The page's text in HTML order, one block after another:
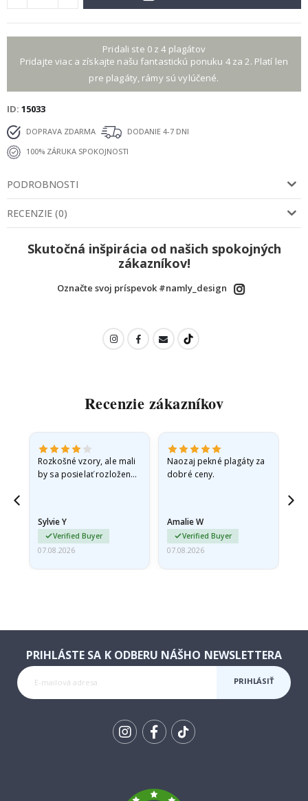
Pridali ste 0 z 4 plagátov
Pridajte viac a získajte našu fantastickú ponuku 4 za 2. Platí len
pre plagáty, rámy sú vylúčené.
ID 15033
DOPRAVA ZDARMA
DODANIE 4-7 DNI
100% ZÁRUKA SPOKOJNOSTI
PODROBNOSTI
RECENZIE (0)
Skutočná inšpirácia od našich spokojných
zákazníkov!
Označte svoj príspevok #namly_design
Recenzie zákazníkov
Rozkošné vzory, ale mali
by sa posielať rozložené
Sylvie Y
Verified Buyer
07.08.2026
Naozaj pekné plagáty za
dobré ceny.
Amalie W
Verified Buyer
07.08.2026
PRIHLÁSTE SA K ODBERU NÁŠHO NEWSLETTERA
PRIHLÁSIŤ